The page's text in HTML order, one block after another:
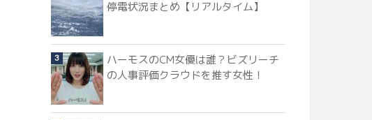
停電状況まとめ【リアルタイム】
ハーモスのCM女優は誰？ビズリーチ
の人事評価クラウドを推す女性！